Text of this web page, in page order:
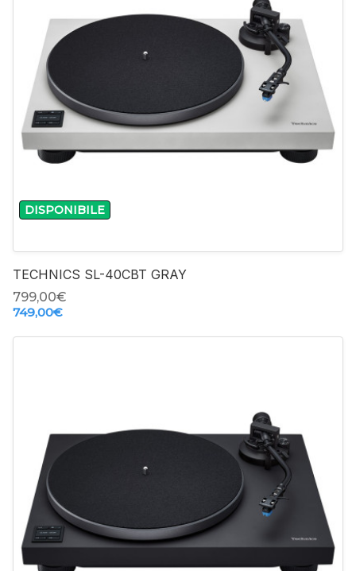
DISPONIBILE
TECHNICS SL-40CBT GRAY
799,00‎€
749,00‎€
-
+
-
+